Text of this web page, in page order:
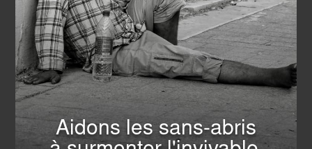
SOLIDARITÉ - 17.07.2026
Canicule : l’Ordre de Malte
France sur tous les fronts
Aidons les sans-abris